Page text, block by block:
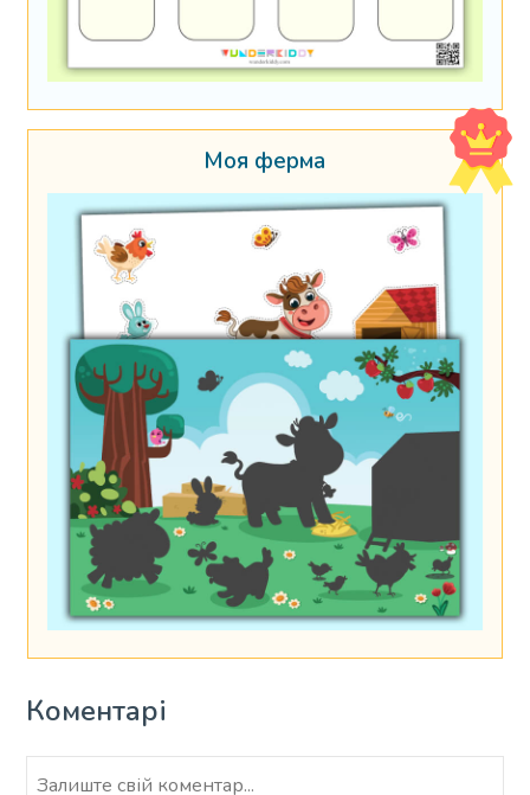
Моя ферма
Коментарі